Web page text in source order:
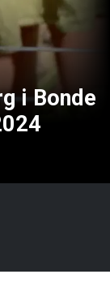
i Bonde